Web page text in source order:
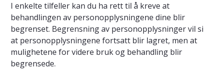
I enkelte tilfeller kan du ha rett til å kreve at
behandlingen av personopplysningene dine blir
begrenset. Begrensning av personopplysninger vil si
at personopplysningene fortsatt blir lagret, men at
mulighetene for videre bruk og behandling blir
begrensede.